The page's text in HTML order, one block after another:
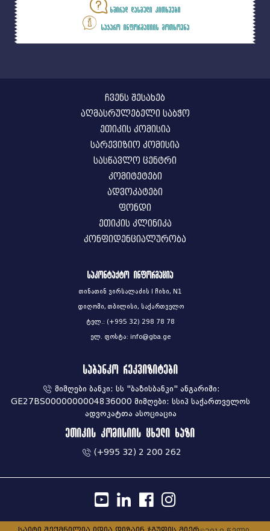
ხშირად დასმული კითხვები
საჯარო ინფორმაციის მოთხოვნა
ჩვენს შესახებ
აღმასრულებელი საბჭო
ეთიკის კომისია
სარევიზიო კომისია
სასწავლო ცენტრი
კომიტეტები
ადვოკატები
ფონდი
ეთიკის კლინიკა
კონფიდენციალურობა
საკონტაქტო ინფორმაცია
თინათინ ვირსალაძის I ჩიხი, N1
დიღომი, თბილისი, საქართველო
ტელ.: (+995 32) 298 78 78
ელ. ფოსტა: info@gba.ge
საბანკო რეკვიზიტები
მიმღები ბანკი: სს "ბაზისბანკი" ანგარიში:
GE27BS0000000004836000 მიმღები: სსიპ საქართველოს
ადვოკატთა ასოციაცია
ეთიკის კომისიის ცხელი ხაზი
(+995 32) 2 200 262